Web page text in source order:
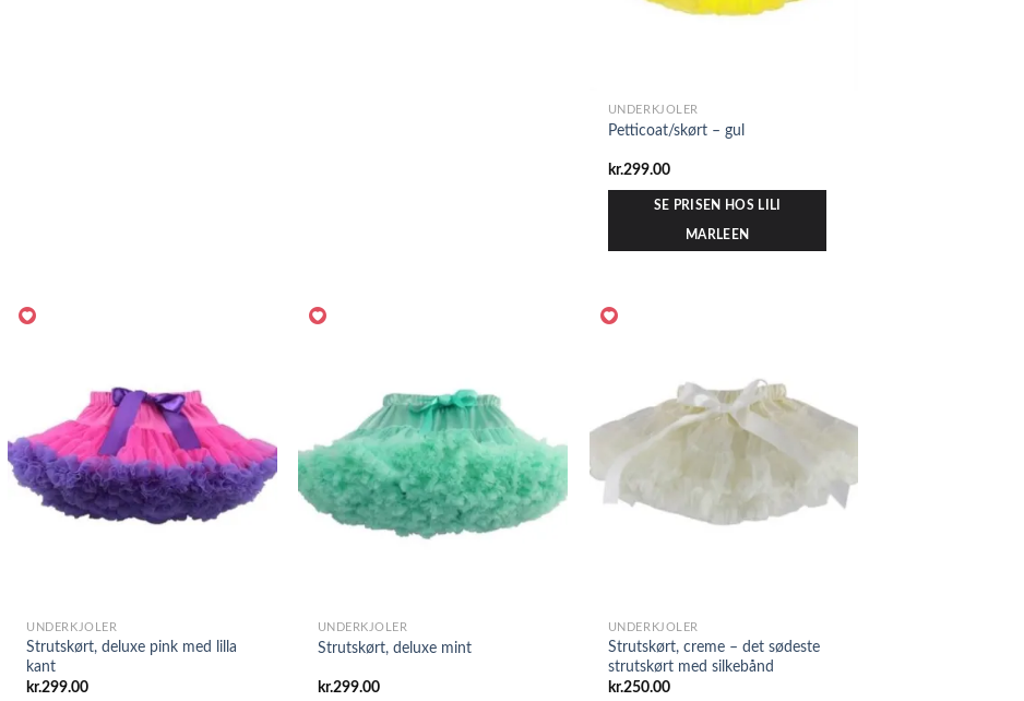
UNDERKJOLER
Petticoat/skørt – gul
kr.299.00
SE PRISEN HOS LILI
MARLEEN
UNDERKJOLER
Strutskørt, deluxe pink med lilla
kant
kr.299.00
UNDERKJOLER
Strutskørt, deluxe mint
kr.299.00
UNDERKJOLER
Strutskørt, creme – det sødeste
strutskørt med silkebånd
kr.250.00